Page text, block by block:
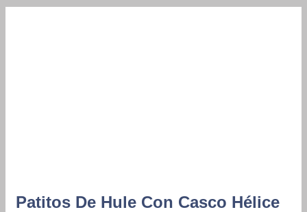
Patitos De Hule Con Casco Hélice